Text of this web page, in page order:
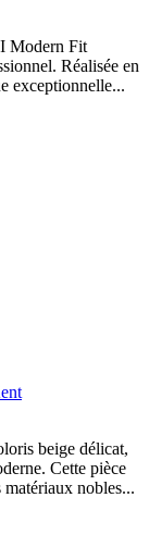
Modern Fit
Réalisée en
exceptionnelle...
beige délicat,
Cette pièce
matériaux nobles...